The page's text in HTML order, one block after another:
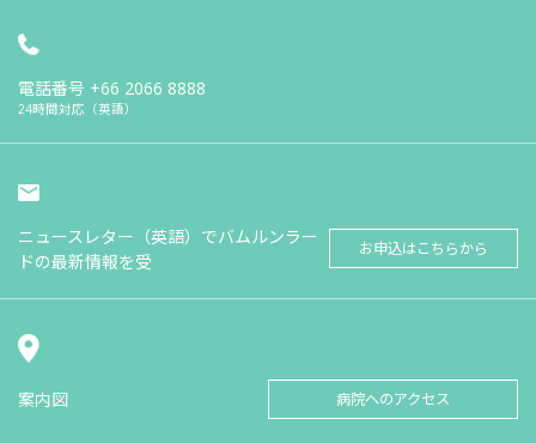
電話番号 +66 2066 8888
24時間対応（英語）
ニュースレター（英語）でバムルンラー
ドの最新情報を受
お申込はこちらから
案内図 病院へのアクセス